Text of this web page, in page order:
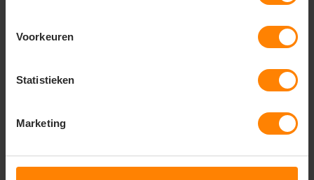
Voorkeuren
Statistieken
Marketing
Carvin | crossover sweatshirt 51580
32,46